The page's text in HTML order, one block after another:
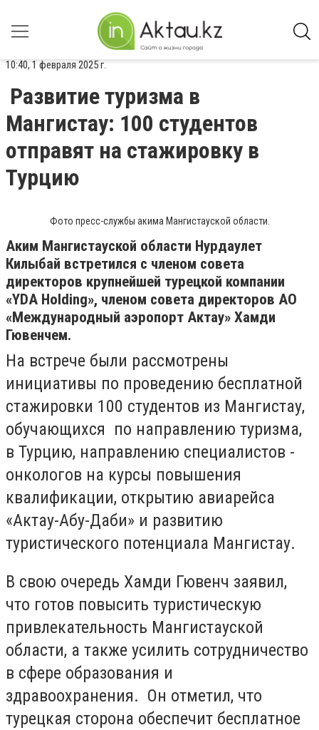
10:40, 1 февраля 2025 г.
Развитие туризма в
Мангистау: 100 студентов
отправят на стажировку в
Турцию
Фото пресс-службы акима Мангистауской области.
Аким Мангистауской области Нурдаулет
Килыбай встретился с членом совета
директоров крупнейшей турецкой компании
«YDA Holding», членом совета директоров АО
«Международный аэропорт Актау» Хамди
Гювенчем.
На встрече были рассмотрены
инициативы по проведению бесплатной
стажировки 100 студентов из Мангистау,
обучающихся по направлению туризма,
в Турцию, направлению специалистов -
онкологов на курсы повышения
квалификации, открытию авиарейса
«Актау-Абу-Даби» и развитию
туристического потенциала Мангистау.
В свою очередь Хамди Гювенч заявил,
что готов повысить туристическую
привлекательность Мангистауской
области, а также усилить сотрудничество
в сфере образования и
здравоохранения. Он отметил, что
турецкая сторона обеспечит бесплатное